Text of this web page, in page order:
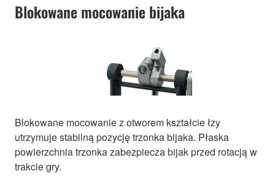
Blokowane mocowanie bijaka
Blokowane mocowanie z otworem kształcie łzy
utrzymuje stabilną pozycję trzonka bijaka. Płaska
powierzchnia trzonka zabezpiecza bijak przed rotacją w
trakcie gry.